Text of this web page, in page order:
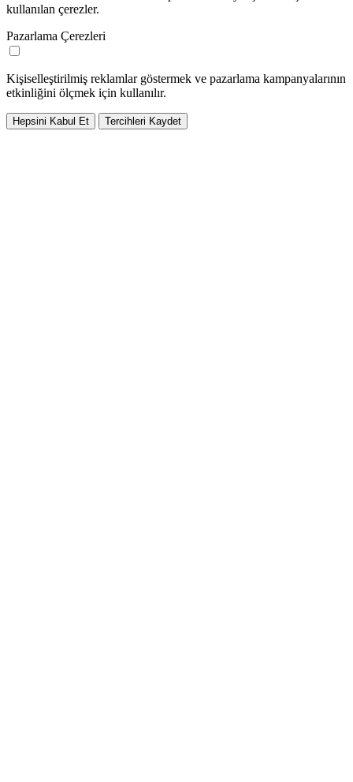
kullanılan çerezler.
Pazarlama Çerezleri
Kişiselleştirilmiş reklamlar göstermek ve pazarlama kampanyalarının
etkinliğini ölçmek için kullanılır.
Hepsini Kabul Et Tercihleri Kaydet